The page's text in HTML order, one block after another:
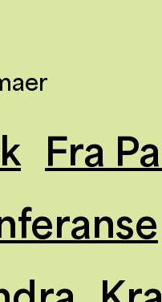
Fra